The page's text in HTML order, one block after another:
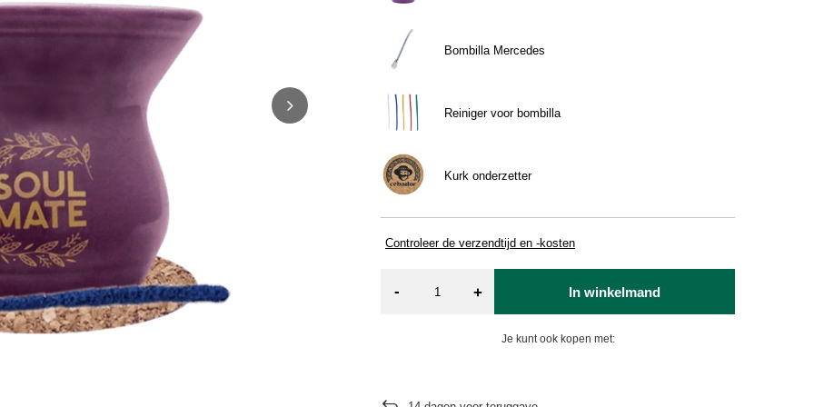
Bombilla Mercedes
Reiniger voor bombilla
Kurk onderzetter
Controleer de verzendtijd en -kosten
- + In winkelmand
Je kunt ook kopen met: